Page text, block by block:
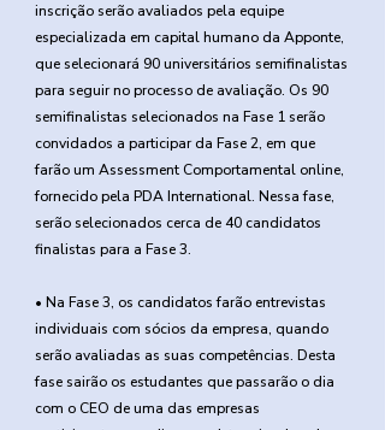
inscrição serão avaliados pela equipe
especializada em capital humano da Apponte,
que selecionará 90 universitários semifinalistas
para seguir no processo de avaliação. Os 90
semifinalistas selecionados na Fase 1 serão
convidados a participar da Fase 2, em que
farão um Assessment Comportamental online,
fornecido pela PDA International. Nessa fase,
serão selecionados cerca de 40 candidatos
finalistas para a Fase 3.
• Na Fase 3, os candidatos farão entrevistas
individuais com sócios da empresa, quando
serão avaliadas as suas competências. Desta
fase sairão os estudantes que passarão o dia
com o CEO de uma das empresas